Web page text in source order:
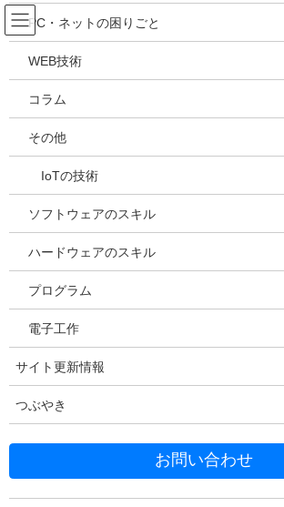
コ
ン
テ
ツ
ス
ッ
ナ
ビ
ゲ
シ
ン
移
吉川万能ＩＴ研究所
メディア
HOME
2022年8月3日 / 最終更新日時 :
20220803182323
PC・ネットの困りごと
WEB技術
コラム
その他
IoTの技術
ソフトウェアのスキル
ハードウェアのスキル
プログラム
電子工作
サイト更新情報
つぶやき
お問い合わせ